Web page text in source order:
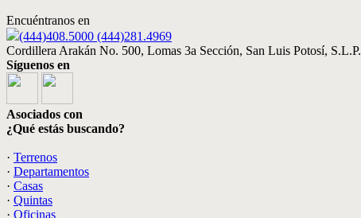
Encuéntranos en
(444)408.5000 (444)281.4969
Cordillera Arakán No. 500, Lomas 3a Sección, San Luis Potosí, S.L.P.
Síguenos en
Asociados con
¿Qué estás buscando?
· Terrenos
· Departamentos
· Casas
· Quintas
· Oficinas